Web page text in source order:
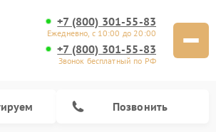
+7 (800) 301-55-83
Ежедневно, с 10:00 до 20:00
+7 (800) 301-55-83
Звонок бесплатный по РФ
Позвонить